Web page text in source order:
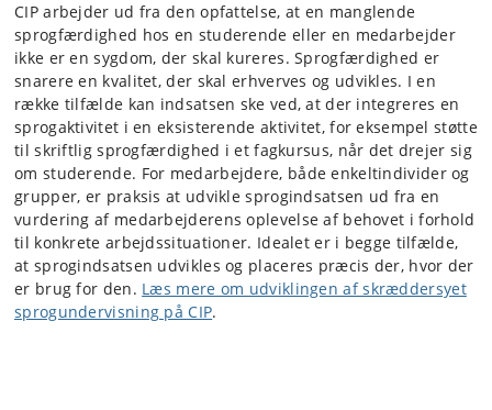
CIP arbejder ud fra den opfattelse, at en manglende
sprogfærdighed hos en studerende eller en medarbejder
ikke er en sygdom, der skal kureres. Sprogfærdighed er
snarere en kvalitet, der skal erhverves og udvikles. I en
række tilfælde kan indsatsen ske ved, at der integreres en
sprogaktivitet i en eksisterende aktivitet, for eksempel støtte
til skriftlig sprogfærdighed i et fagkursus, når det drejer sig
om studerende. For medarbejdere, både enkeltindivider og
grupper, er praksis at udvikle sprogindsatsen ud fra en
vurdering af medarbejderens oplevelse af behovet i forhold
til konkrete arbejdssituationer. Idealet er i begge tilfælde,
at sprogindsatsen udvikles og placeres præcis der, hvor der
er brug for den. Læs mere om udviklingen af skræddersyet
sprogundervisning på CIP.